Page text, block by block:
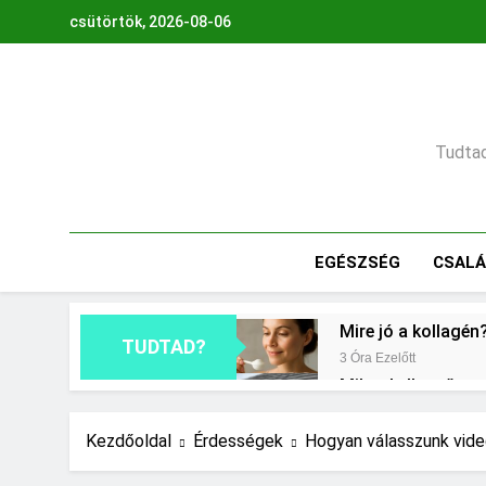
csütörtök, 2026-08-06
EGÉSZSÉG
TUDTAD?
Mire jó a
3 Óra Ezelőtt
Mikor kell tetőt
Milyen fűtést
Kezdőoldal Érdességek Hogyan válasszunk